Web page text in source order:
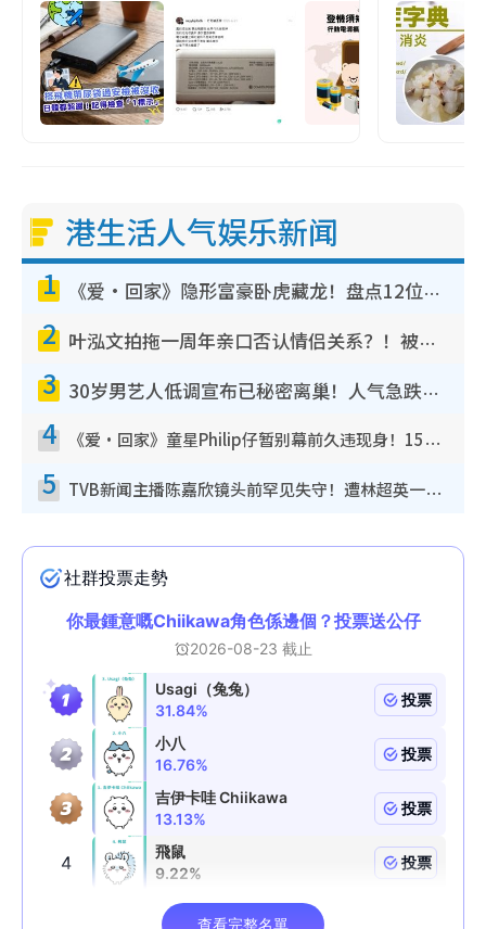
港生活人气娱乐新闻
1 《爱·回家》隐形富豪卧虎藏龙！盘点12位财气逼人的有钱艺人：这位美女3亿身家不愁做
2 叶泓文拍拖一周年亲口否认情侣关系？！被质疑感情造假竟称GM“普通同事”
3 30岁男艺人低调宣布已秘密离巢！人气急跌变失踪人口：“这几年过得并不容易”
4 《爱·回家》童星Philip仔暂别幕前久违现身！15岁近况暴风成长长高变帅气少年
5 TVB新闻主播陈嘉欣镜头前罕见失守！遭林超英一句话突袭吓坏当场大笑